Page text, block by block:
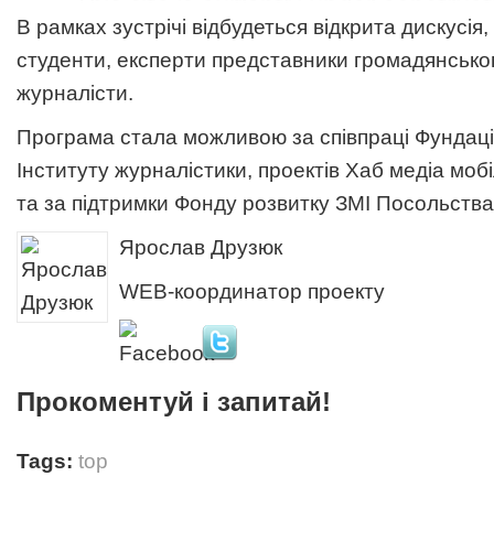
В рамках зустрічі відбудеться відкрита
студенти, експерти представники
журналісти.
Програма стала можливою за співпраці
Інституту журналістики, проектів Хаб медіа
та за підтримки Фонду розвитку ЗМІ
Ярослав Друзюк
WEB-координатор проекту
Прокоментуй і запитай!
Tags: top